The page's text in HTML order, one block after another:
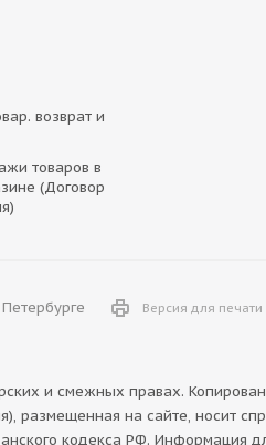
возврат и
товаров в
(Договор
Версия для печати
и смежных правах.
размещенная на сайте, носит
кодекса РФ. Информация